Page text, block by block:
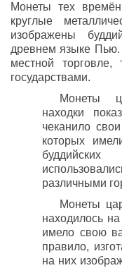
Монеты тех
круглые
изображены
древнем языке Пью.
местной
государствами.
Монеты
находки
чеканило
которых
различными
Монеты
находилось
имело свою
правило,
на них